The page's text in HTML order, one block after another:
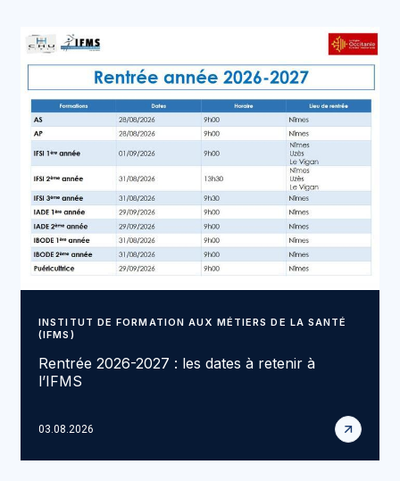
INSTITUT DE FORMATION AUX MÉTIERS DE LA SANTÉ
(IFMS)
Rentrée 2026-2027 : les dates à retenir à
l’IFMS
03.08.2026